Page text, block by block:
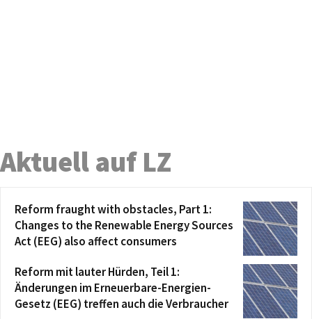
Aktuell auf LZ
Reform fraught with obstacles, Part 1:
Changes to the Renewable Energy Sources
Act (EEG) also affect consumers
Reform mit lauter Hürden, Teil 1:
Änderungen im Erneuerbare-Energien-
Gesetz (EEG) treffen auch die Verbraucher